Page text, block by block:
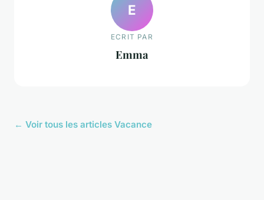
E
ECRIT PAR
Emma
← Voir tous les articles Vacance